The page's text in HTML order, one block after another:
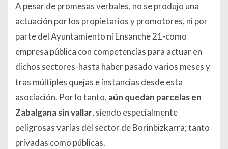
A pesar de promesas verbales, no se produjo una
actuación por los propietarios y promotores, ni por
parte del Ayuntamiento ni Ensanche 21-como
empresa pública con competencias para actuar en
dichos sectores-hasta haber pasado varios meses y
tras múltiples quejas e instancias desde esta
asociación. Por lo tanto, aún quedan parcelas en
Zabalgana sin vallar, siendo especialmente
peligrosas varias del sector de Borinbizkarra; tanto
privadas como públicas.